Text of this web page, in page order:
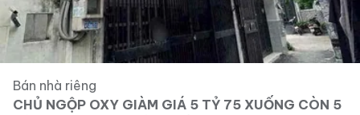
Bán nhà riêng
CHỦ NGỘP OXY GIÀM GIÁ 5 TỶ 75 XUỐNG CÒN 5